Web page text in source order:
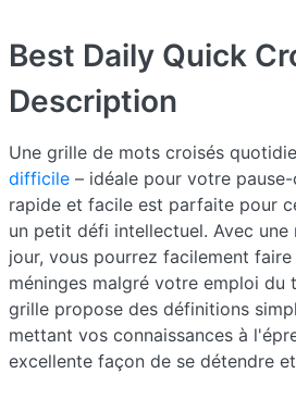
Best Daily Quick
Description
Une grille de mots croisés
difficile – idéale pour votre
rapide et facile est parfaite pour
un petit défi intellectuel. Avec une
jour, vous pourrez facilement
méninges malgré votre emploi du
grille propose des définitions
mettant vos connaissances à
excellente façon de se détendre